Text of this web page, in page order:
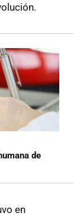
de
en